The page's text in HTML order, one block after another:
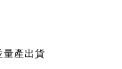
量產出貨